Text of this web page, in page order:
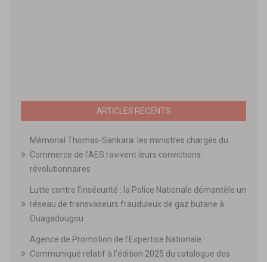
ARTICLES RECENTS
Mémorial Thomas-Sankara: les ministres chargés du
Commerce de l’AES ravivent leurs convictions
révolutionnaires
Lutte contre l’insécurité : la Police Nationale démantèle un
réseau de transvaseurs frauduleux de gaz butane à
Ouagadougou
Agence de Promotion de l’Expertise Nationale :
Communiqué relatif à l’édition 2025 du catalogue des